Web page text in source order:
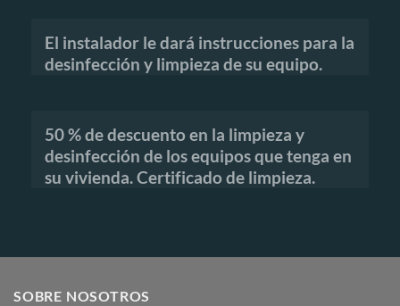
El instalador le dará instrucciones para la
desinfección y limpieza de su equipo.
50 % de descuento en la limpieza y
desinfección de los equipos que tenga en
su vivienda. Certificado de limpieza.
SOBRE NOSOTROS